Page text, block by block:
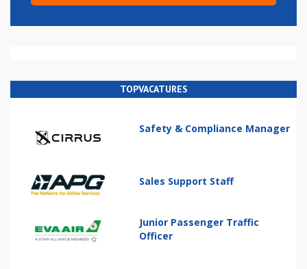
TOPVACATURES
Safety & Compliance Manager
Sales Support Staff
Junior Passenger Traffic
Officer